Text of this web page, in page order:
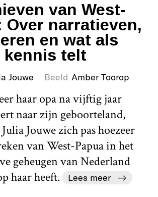
van West-
Over narratieven,
en wat als
kennis telt
Jouwe Beeld Amber Toorop
haar opa na vijftig jaar
naar zijn geboorteland,
Jouwe zich pas hoezeer
van West-Papua in het
geheugen van Nederland
haar heeft.
Lees meer